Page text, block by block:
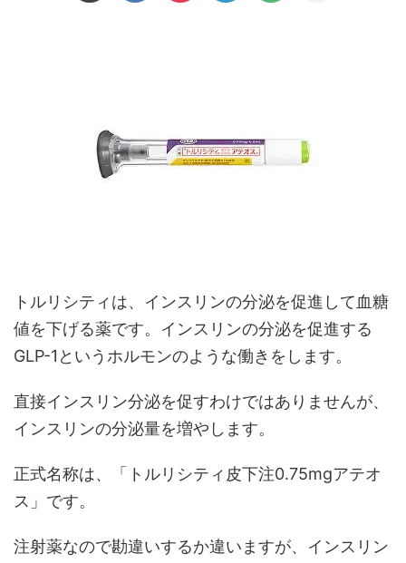
トルリシティは、インスリンの分泌を促進して血糖
値を下げる薬です。インスリンの分泌を促進する
GLP-1というホルモンのような働きをします。
直接インスリン分泌を促すわけではありませんが、
インスリンの分泌量を増やします。
正式名称は、「トルリシティ皮下注0.75mgアテオ
ス」です。
注射薬なので勘違いするか違いますが、インスリン